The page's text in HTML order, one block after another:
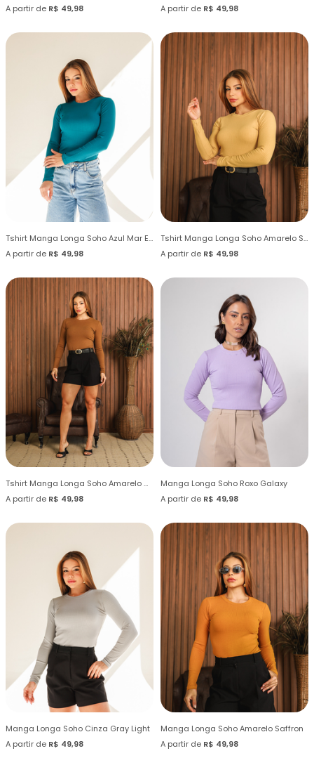
A partir de R$ 49,98
A partir de R$ 49,98
Tshirt Manga Longa Soho Azul Mar Egeu
A partir de R$ 49,98
Tshirt Manga Longa Soho Amarelo Sahara
A partir de R$ 49,98
Tshirt Manga Longa Soho Amarelo Castanha
A partir de R$ 49,98
Manga Longa Soho Roxo Galaxy
A partir de R$ 49,98
Manga Longa Soho Cinza Gray Light
A partir de R$ 49,98
Manga Longa Soho Amarelo Saffron
A partir de R$ 49,98